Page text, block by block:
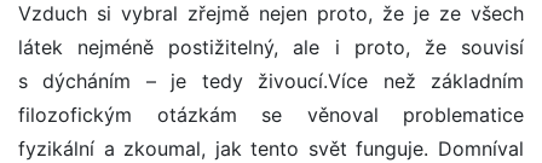
Vzduch si vybral zřejmě nejen proto, že je ze všech
látek nejméně postižitelný, ale i proto, že souvisí
s dýcháním – je tedy živoucí.Více než základním
filozofickým otázkám se věnoval problematice
fyzikální a zkoumal, jak tento svět funguje. Domníval